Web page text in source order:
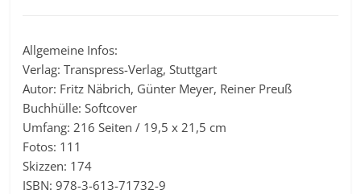
Allgemeine Infos:
Verlag: Transpress-Verlag, Stuttgart
Autor: Fritz Näbrich, Günter Meyer, Reiner Preuß
Buchhülle: Softcover
Umfang: 216 Seiten / 19,5 x 21,5 cm
Fotos: 111
Skizzen: 174
ISBN: 978-3-613-71732-9